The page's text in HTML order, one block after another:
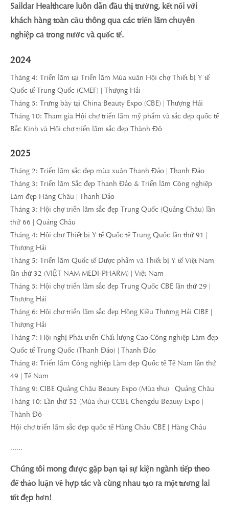
Saildar Healthcare luôn dẫn đầu thị trường, kết nối với
khách hàng toàn cầu thông qua các triển lãm chuyên
nghiệp cả trong nước và quốc tế.
2024
Tháng 4: Triển lãm tại Triển lãm Mùa xuân Hội chợ Thiết bị Y tế
Quốc tế Trung Quốc (CMEF) | Thượng Hải
Tháng 5: Trưng bày tại China Beauty Expo (CBE) | Thượng Hải
Tháng 10: Tham gia Hội chợ triển lãm mỹ phẩm và sắc đẹp quốc tế
Bắc Kinh và Hội chợ triển lãm sắc đẹp Thành Đô
2025
Tháng 2: Triển lãm sắc đẹp mùa xuân Thanh Đảo | Thanh Đảo
Tháng 3: Triển lãm Sắc đẹp Thanh Đảo & Triển lãm Công nghiệp
Làm đẹp Hàng Châu | Thanh Đảo
Tháng 3: Hội chợ triển lãm sắc đẹp Trung Quốc (Quảng Châu) lần
thứ 66 | Quảng Châu
Tháng 4: Hội chợ Thiết bị Y tế Quốc tế Trung Quốc lần thứ 91 |
Thượng Hải
Tháng 5: Triển lãm Quốc tế Dược phẩm và Thiết bị Y tế Việt Nam
lần thứ 32 (VIỆT NAM MEDI-PHARM) | Việt Nam
Tháng 5: Hội chợ triển lãm sắc đẹp Trung Quốc CBE lần thứ 29 |
Thượng Hải
Tháng 6: Hội chợ triển lãm sắc đẹp Hồng Kiều Thượng Hải CIBE |
Thượng Hải
Tháng 7: Hội nghị Phát triển Chất lượng Cao Công nghiệp Làm đẹp
Quốc tế Trung Quốc (Thanh Đảo) | Thanh Đảo
Tháng 8: Triển lãm Công nghiệp Làm đẹp Quốc tế Tế Nam lần thứ
49 | Tế Nam
Tháng 9: CIBE Quảng Châu Beauty Expo (Mùa thu) | Quảng Châu
Tháng 10: Lần thứ 52 (Mùa thu) CCBE Chengdu Beauty Expo |
Thành Đô
Hội chợ triển lãm sắc đẹp quốc tế Hàng Châu CBE | Hàng Châu
......
Chúng tôi mong được gặp bạn tại sự kiện ngành tiếp theo
để thảo luận về hợp tác và cùng nhau tạo ra một tương lai
tốt đẹp hơn!